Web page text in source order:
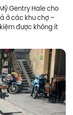
Gentry Hale cho
ở các khu chợ –
được không ít